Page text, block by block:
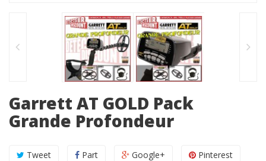
Garrett AT GOLD Pack
Grande Profondeur
Tweet Part Google+ Pinterest